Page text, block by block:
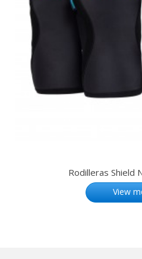
Rodilleras Shield
View